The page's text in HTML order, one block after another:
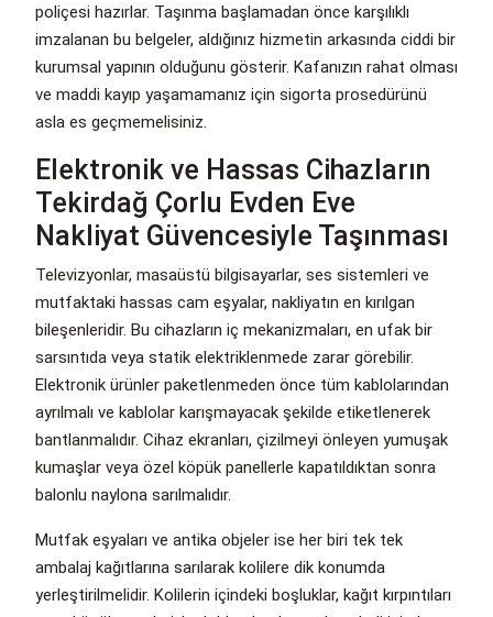
poliçesi hazırlar. Taşınma başlamadan önce karşılıklı
imzalanan bu belgeler, aldığınız hizmetin arkasında ciddi bir
kurumsal yapının olduğunu gösterir. Kafanızın rahat olması
ve maddi kayıp yaşamamanız için sigorta prosedürünü
asla es geçmemelisiniz.
Elektronik ve Hassas Cihazların
Tekirdağ Çorlu Evden Eve
Nakliyat Güvencesiyle Taşınması
Televizyonlar, masaüstü bilgisayarlar, ses sistemleri ve
mutfaktaki hassas cam eşyalar, nakliyatın en kırılgan
bileşenleridir. Bu cihazların iç mekanizmaları, en ufak bir
sarsıntıda veya statik elektriklenmede zarar görebilir.
Elektronik ürünler paketlenmeden önce tüm kablolarından
ayrılmalı ve kablolar karışmayacak şekilde etiketlenerek
bantlanmalıdır. Cihaz ekranları, çizilmeyi önleyen yumuşak
kumaşlar veya özel köpük panellerle kapatıldıktan sonra
balonlu naylona sarılmalıdır.
Mutfak eşyaları ve antika objeler ise her biri tek tek
ambalaj kağıtlarına sarılarak kolilere dik konumda
yerleştirilmelidir. Kolilerin içindeki boşluklar, kağıt kırpıntıları